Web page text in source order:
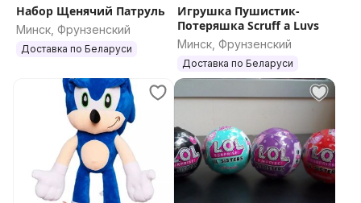
Набор Щенячий Патруль
Минск, Фрунзенский
Доставка по Беларуси
Игрушка Пушистик-
Потеряшка Scruff a Luvs
Минск, Фрунзенский
Доставка по Беларуси